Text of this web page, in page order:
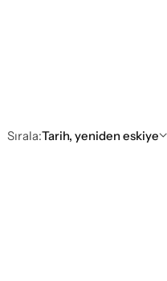
Sırala:Tarih, yeniden eskiye